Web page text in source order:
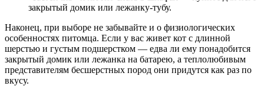
закрытый домик или лежанку-тубу.
Наконец, при выборе не забывайте и о физиологических
особенностях питомца. Если у вас живет кот с длинной
шерстью и густым подшерстком — едва ли ему понадобится
закрытый домик или лежанка на батарею, а теплолюбивым
представителям бесшерстных пород они придутся как раз по
вкусу.